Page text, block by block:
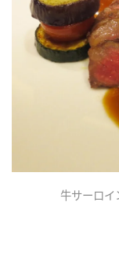
牛サーロイ